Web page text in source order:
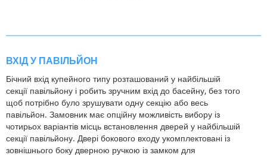
ВХІД У ПАВІЛЬЙОН
Бічний вхід купейного типу розташований у найбільшій
секції павільйону і робить зручним вхід до басейну, без того
щоб потрібно було зрушувати одну секцію або весь
павільйон. Замовник має опційну можливість вибору із
чотирьох варіантів місць встановлення дверей у найбільшій
секції павільйону. Двері бокового входу укомплектовані із
зовнішнього боку дверною ручкою із замком для